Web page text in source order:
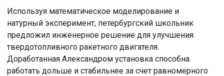
Используя математическое моделирование и
натурный эксперимент, петербургский школьник
предложил инженерное решение для улучшения
твердотопливного ракетного двигателя.
Доработанная Александром установка способна
работать дольше и стабильнее за счет равномерного